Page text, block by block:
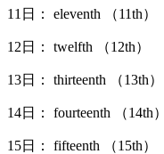
11日： eleventh （11th）
12日： twelfth （12th）
13日： thirteenth （13th）
14日： fourteenth （14th）
15日： fifteenth （15th）